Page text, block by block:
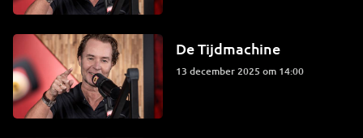
De Tijdmachine
13 december 2025 om 14:00